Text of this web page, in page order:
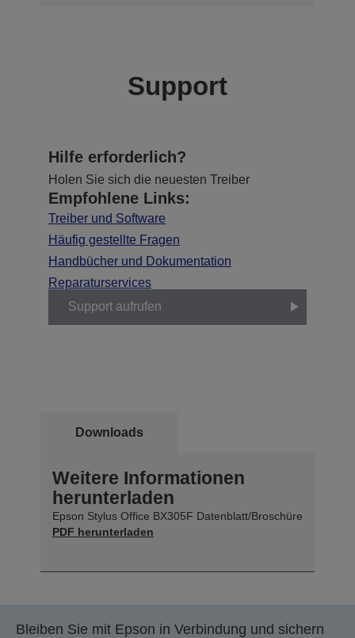
Support
Hilfe erforderlich?
Holen Sie sich die neuesten Treiber
Empfohlene Links:
Treiber und Software
Häufig gestellte Fragen
Handbücher und Dokumentation
Reparaturservices
Support aufrufen
Downloads
Weitere Informationen
herunterladen
Epson Stylus Office BX305F Datenblatt/Broschüre
PDF herunterladen
Bleiben Sie mit Epson in Verbindung und sichern